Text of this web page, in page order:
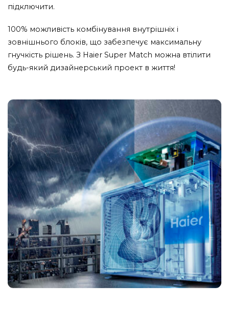
підключити.
100% можливість комбінування внутрішніх і
зовнішнього блоків, що забезпечує максимальну
гнучкість рішень. З Haier Super Match можна втілити
будь-який дизайнерський проект в життя!